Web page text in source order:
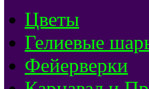
Цветы
Гелиевые
Фейерверки